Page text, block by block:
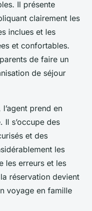
Il présente
clairement les
inclues et les
et confortables.
de faire un
de séjour
prend en
Il s’occupe des
et des
les
les erreurs et les
réservation devient
voyage en famille